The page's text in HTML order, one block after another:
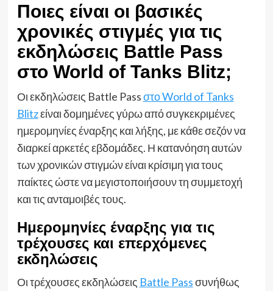
Ποιες είναι οι βασικές
χρονικές στιγμές για τις
εκδηλώσεις Battle Pass
στο World of Tanks Blitz;
Οι εκδηλώσεις Battle Passστο World of Tanks
Blitzείναι δομημένες γύρω από συγκεκριμένες
ημερομηνίες έναρξης και λήξης, με κάθε σεζόν να
διαρκεί αρκετές εβδομάδες. Η κατανόηση αυτών
των χρονικών στιγμών είναι κρίσιμη για τους
παίκτες ώστε να μεγιστοποιήσουν τη συμμετοχή
και τις ανταμοιβές τους.
Ημερομηνίες έναρξης για τις
τρέχουσες και επερχόμενες
εκδηλώσεις
Οι τρέχουσες εκδηλώσεις Battle Passσυνήθως